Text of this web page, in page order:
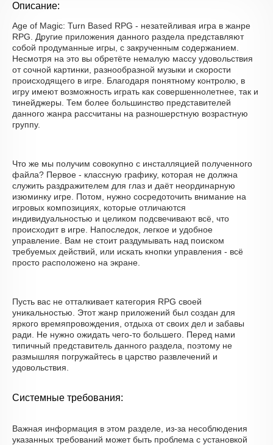
Описание:
Age of Magic: Turn Based RPG - незатейливая игра в жанре
RPG. Другие приложения данного раздела представляют
собой продуманные игры, с закрученным содержанием.
Несмотря на это вы обретёте немалую массу удовольствия
от сочной картинки, разнообразной музыки и скорости
происходящего в игре. Благодаря понятному контролю, в
игру имеют возможность играть как совершеннолетнее, так и
тинейджеры. Тем более большинство представителей
данного жанра рассчитаны на разношерстную возрастную
группу.
Что же мы получим совокупно с инсталляцией полученного
файла? Первое - классную графику, которая не должна
служить раздражителем для глаз и даёт неординарную
изюминку игре. Потом, нужно сосредоточить внимание на
игровых композициях, которые отличаются
индивидуальностью и целиком подсвечивают всё, что
происходит в игре. Напоследок, легкое и удобное
управление. Вам не стоит раздумывать над поиском
требуемых действий, или искать кнопки управления - всё
просто расположено на экране.
Пусть вас не отталкивает категория RPG своей
уникальностью. Этот жанр приложений был создан для
яркого времяпровождения, отдыха от своих дел и забавы
ради. Не нужно ожидать чего-то большего. Перед нами
типичный представитель данного раздела, поэтому не
размышляя погружайтесь в царство развлечений и
удовольствия.
Системные требования:
Важная информация в этом разделе, из-за несоблюдения
указанных требований может быть проблема с установкой